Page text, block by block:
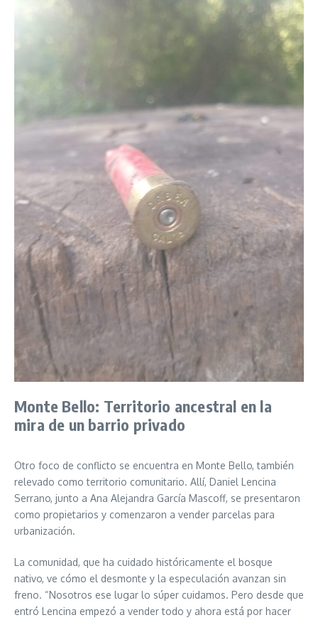
Monte Bello: Territorio ancestral en la
mira de un barrio privado
Otro foco de conflicto se encuentra en Monte Bello, también
relevado como territorio comunitario. Allí, Daniel Lencina
Serrano, junto a Ana Alejandra García Mascoff, se presentaron
como propietarios y comenzaron a vender parcelas para
urbanización.
La comunidad, que ha cuidado históricamente el bosque
nativo, ve cómo el desmonte y la especulación avanzan sin
freno. “Nosotros ese lugar lo súper cuidamos. Pero desde que
entró Lencina empezó a vender todo y ahora está por hacer